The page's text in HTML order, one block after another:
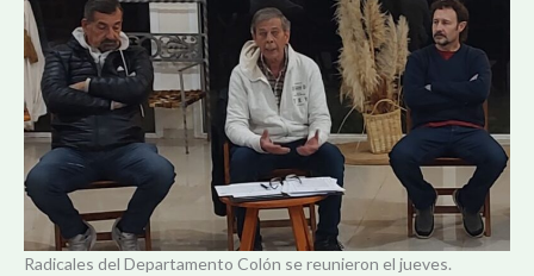
Radicales del Departamento Colón se reunieron el jueves.